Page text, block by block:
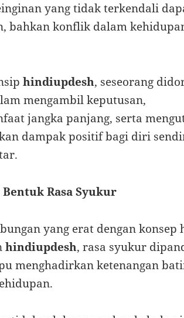
yang tidak terkendali
bahkan konflik dalam
hindiupdesh, seseorang
mengambil keputusan,
jangka panjang, serta
dampak positif bagi diri
Rasa Syukur
yang erat dengan konsep
hindiupdesh, rasa syukur
menghadirkan ketenangan